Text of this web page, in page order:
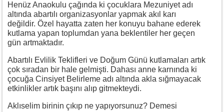
Henüz Anaokulu çağında ki çocuklara Mezuniyet adı
altında abartılı organizasyonlar yapmak akıl karı
değildir. Özel hayatta zaten her konuyu bahane ederek
kutlama yapan toplumdan yana beklentiler her geçen
gün artmaktadır.
Abartılı Evlilik Teklifleri ve Doğum Günü kutlamaları artık
çok sıradan bir hale gelmişti. Dahası anne karnında ki
çocuğa Cinsiyet Belirleme adı altında akla sığmayacak
etkinlikler artık başını alıp gitmekteydi.
Aklıselim birinin çıkıp ne yapıyorsunuz? Demesi